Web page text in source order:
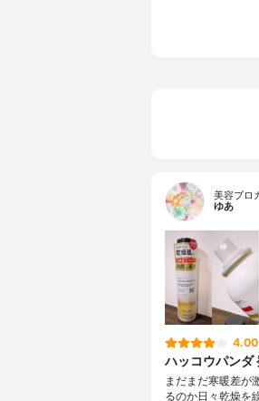
美容ブロ
ゆあ
4.00
ハッコウパンダ
まだまだ寒暖差が
るのか日々乾燥を